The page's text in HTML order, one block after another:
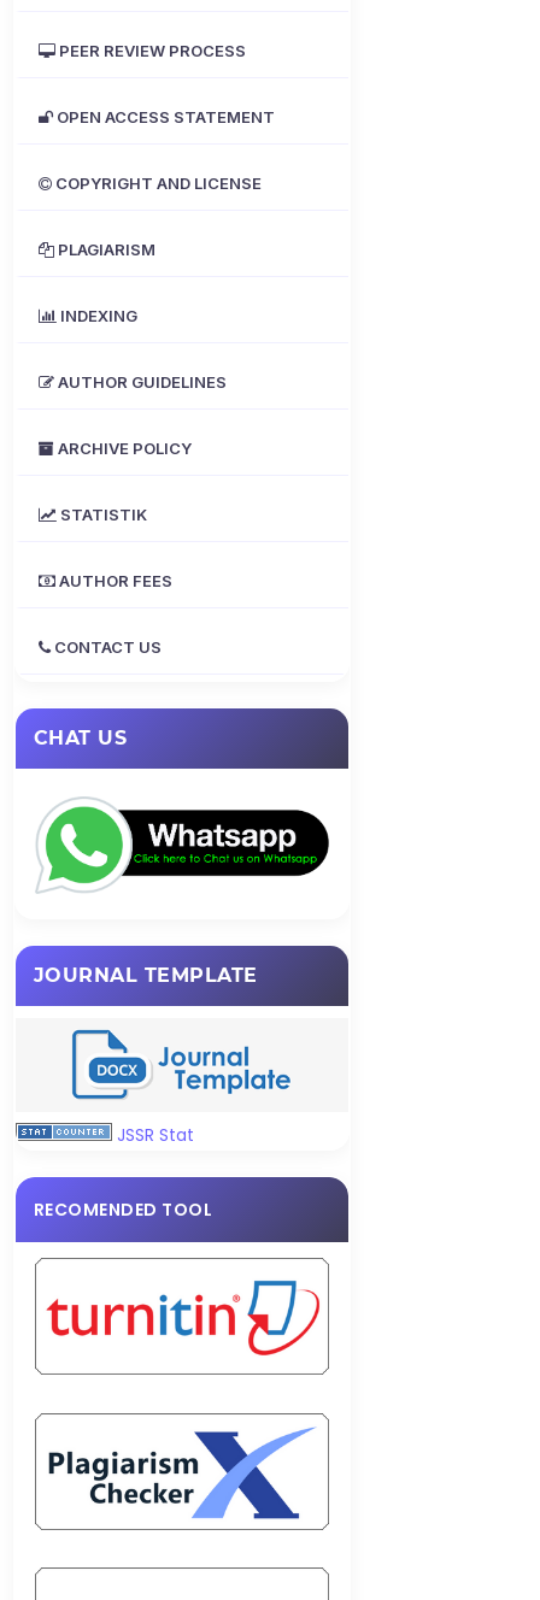
PEER REVIEW PROCESS
OPEN ACCESS STATEMENT
COPYRIGHT AND LICENSE
PLAGIARISM
INDEXING
AUTHOR GUIDELINES
ARCHIVE POLICY
STATISTIK
AUTHOR FEES
CONTACT US
CHAT US
JOURNAL TEMPLATE
JSSR Stat
RECOMENDED TOOL